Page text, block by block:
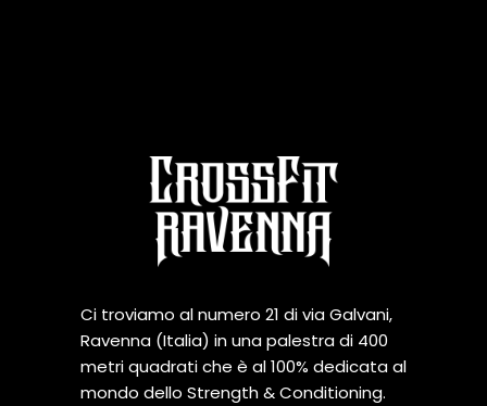
Ci troviamo al numero 21 di via Galvani,
Ravenna (Italia) in una palestra di 400
metri quadrati che è al 100% dedicata al
mondo dello Strength & Conditioning.